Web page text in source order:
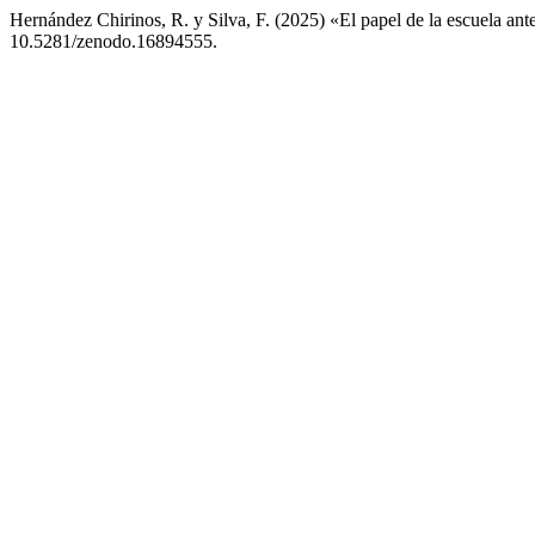
Hernández Chirinos, R. y Silva, F. (2025) «El papel de la escuela
10.5281/zenodo.16894555.